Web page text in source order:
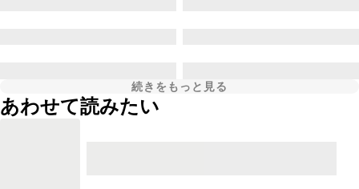
続きをもっと見る
あわせて読みたい